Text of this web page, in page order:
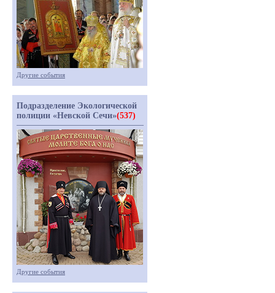
Другие события
Подразделение Экологической
полиции «Невской Сечи»(537)
Другие события